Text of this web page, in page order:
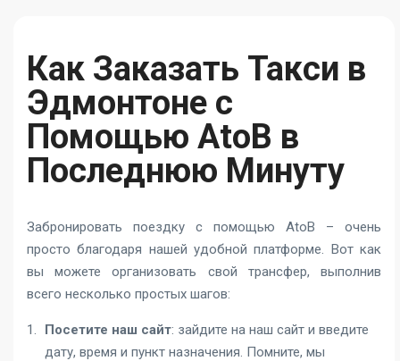
Как Заказать Такси в
Эдмонтоне с
Помощью AtoB в
Последнюю Минуту
Забронировать поездку с помощью AtoB – очень
просто благодаря нашей удобной платформе. Вот как
вы можете организовать свой трансфер, выполнив
всего несколько простых шагов:
Посетите наш сайт: зайдите на наш сайт и введите
дату, время и пункт назначения. Помните, мы